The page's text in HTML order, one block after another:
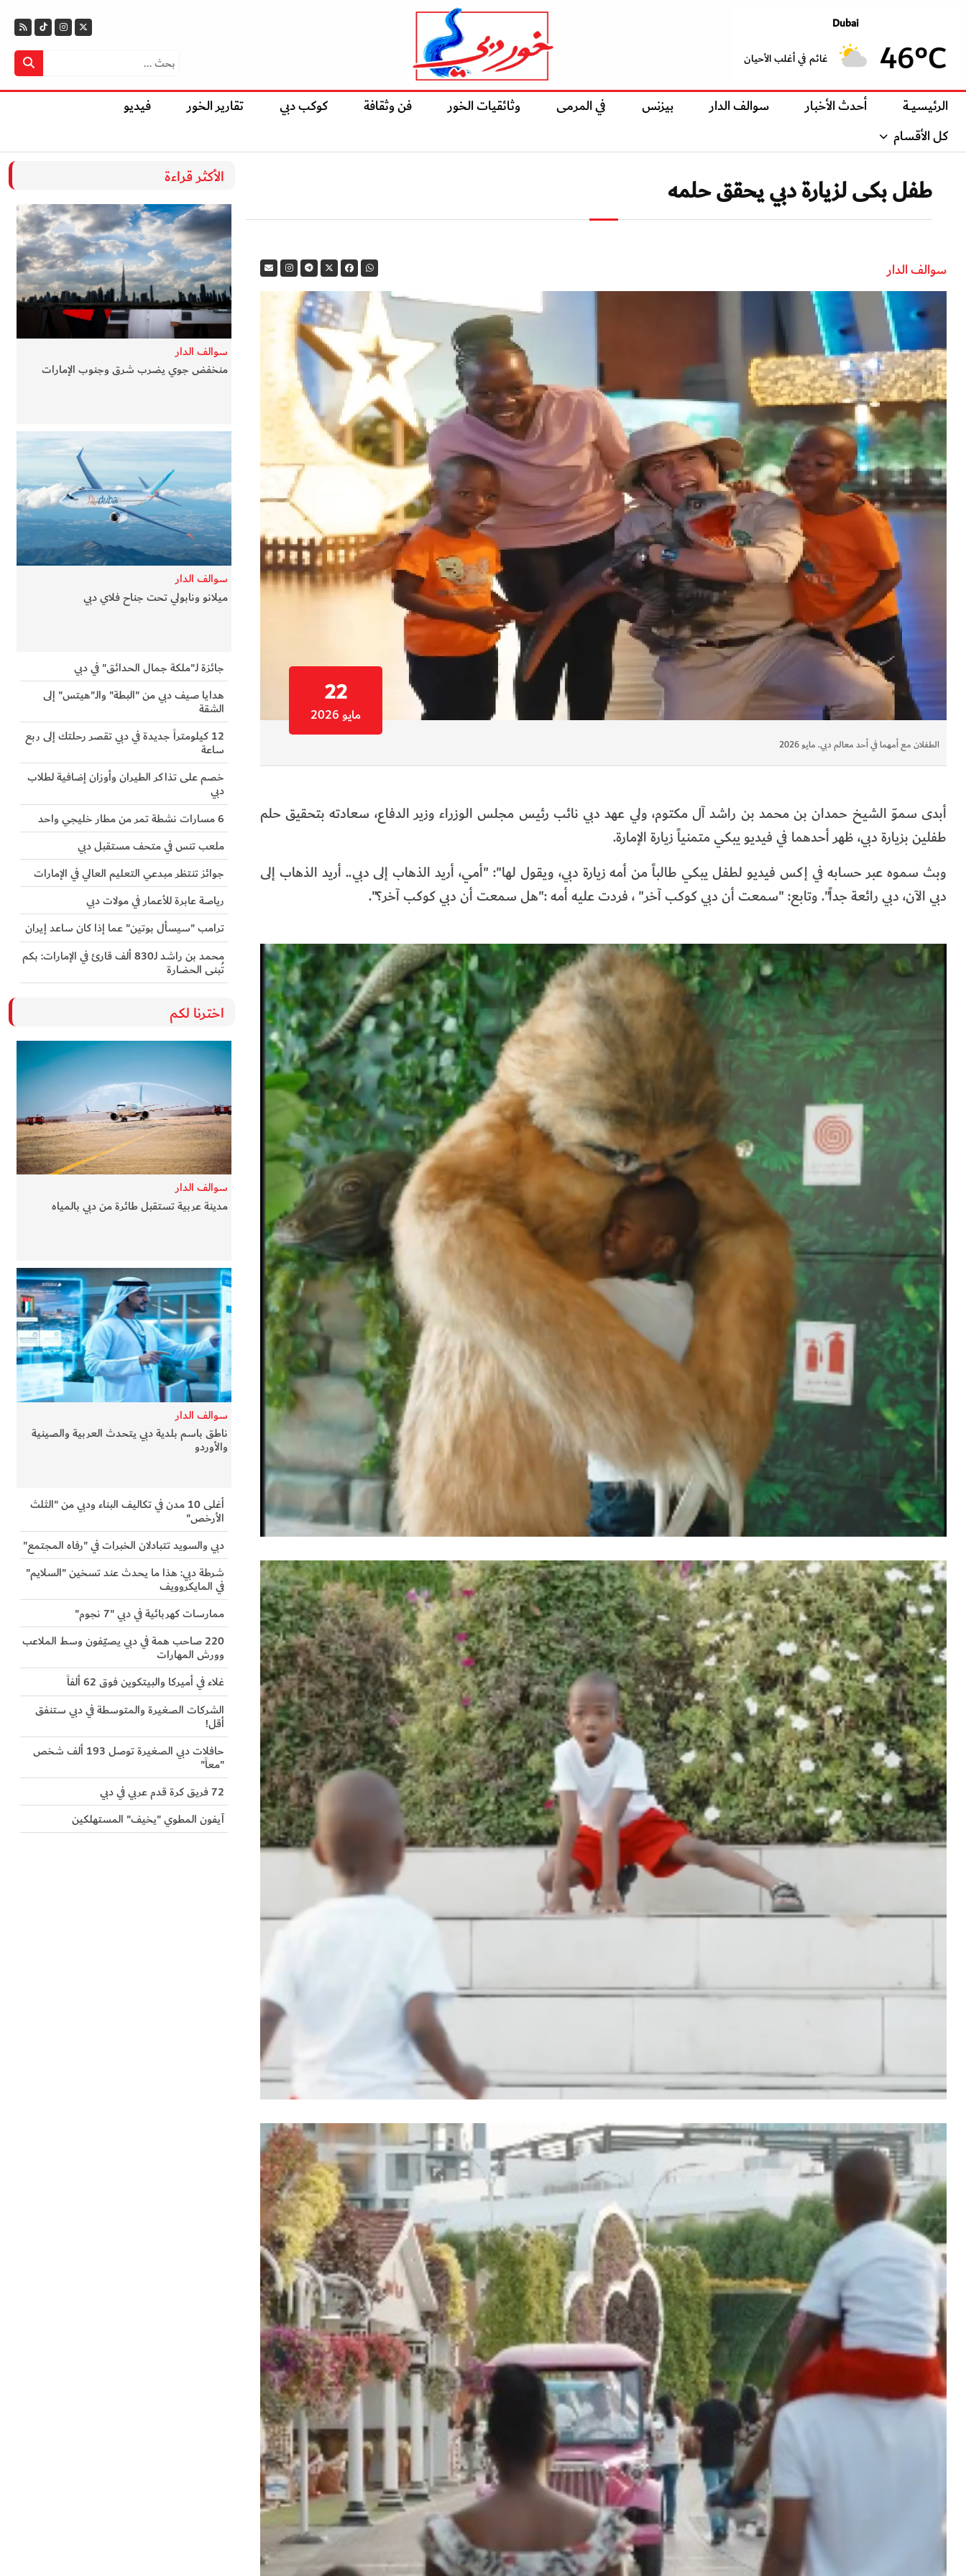
Dubai
46°C غائم في أغلب الأحيان
الرئيسيــة أحدث الأخبار سوالف الدار بيزنس في المرمى وثائقيات الخور فن وثقافة كوكب دبي تقارير الخور
فيديو
كل الأقسام
طفل بكى لزيارة دبي يحقق حلمه
سوالف الدار
22
مايو 2026
الطفلان مع أمهما في أحد معالم دبي. مايو 2026
أبدى سموّ الشيخ حمدان بن محمد بن راشد آل مكتوم، ولي عهد دبي نائب رئيس مجلس الوزراء وزير الدفاع، سعادته بتحقيق حلم
طفلين بزيارة دبي، ظهر أحدهما في فيديو يبكي متمنياً زيارة الإمارة.
وبث سموه عبر حسابه في إكس فيديو لطفل يبكي طالباً من أمه زيارة دبي، ويقول لها": "أمي، أريد الذهاب إلى دبي.. أريد الذهاب إلى
دبي الآن، دبي رائعة جداً". وتابع: "سمعت أن دبي كوكب آخر" ، فردت عليه أمه :"هل سمعت أن دبي كوكب آخر؟".
الأكثر قراءة
سوالف الدار
منخفض جوي يضرب شرق وجنوب الإمارات
سوالف الدار
ميلانو ونابولي تحت جناح فلاي دبي
جائزة لـ"ملكة جمال الحدائق" في دبي
هدايا صيف دبي من "البطة" والـ"هيتس" إلى
الشقة
12 كيلومتراً جديدة في دبي تقصر رحلتك إلى ربع
ساعة
خصم على تذاكر الطيران وأوزان إضافية لطلاب
دبي
6 مسارات نشطة تمر من مطار خليجي واحد
ملعب تنس في متحف مستقبل دبي
جوائز تنتظر مبدعي التعليم العالي في الإمارات
رياصة عابرة للأعمار في مولات دبي
ترامب "سيسأل بوتين" عما إذا كان ساعد إيران
محمد بن راشد لـ830 ألف قارئ في الإمارات: بكم
تُبنى الحضارة
اخترنا لكم
سوالف الدار
مدينة عربية تستقبل طائرة من دبي بالمياه
سوالف الدار
ناطق باسم بلدية دبي يتحدث العربية والصينية
والأوردو
أغلى 10 مدن في تكاليف البناء ودبي من "الثلث
الأرخص"
دبي والسويد تتبادلان الخبرات في "رفاه المجتمع"
شرطة دبي: هذا ما يحدث عند تسخين "السلايم"
في المايكروويف
ممارسات كهربائية في دبي "7 نجوم"
220 صاحب همة في دبي يصيّفون وسط الملاعب
وورش المهارات
غلاء في أميركا والبيتكوين فوق 62 ألفاً
الشركات الصغيرة والمتوسطة في دبي ستنفق
أقل!
حافلات دبي الصغيرة توصل 193 ألف شخص
"معاً"
72 فريق كرة قدم عربي في دبي
آيفون المطوي "يخيف" المستهلكين